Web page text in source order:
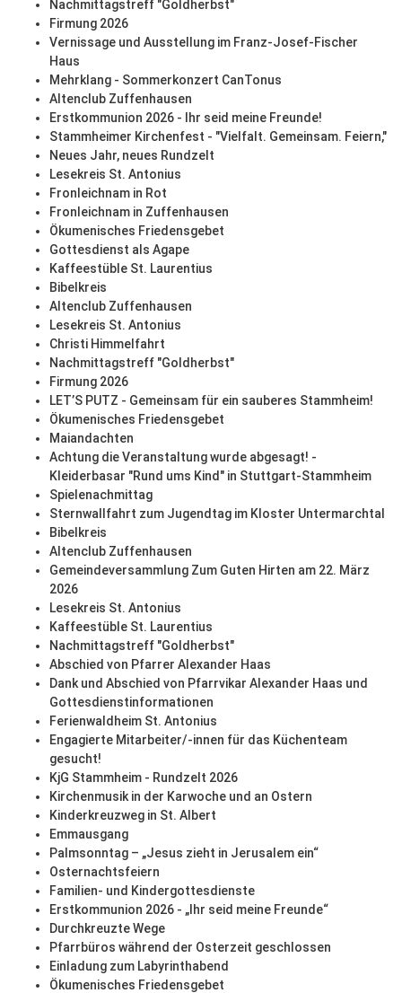
Nachmittagstreff "Goldherbst"
Firmung 2026
Vernissage und Ausstellung im Franz-Josef-Fischer
Haus
Mehrklang - Sommerkonzert CanTonus
Altenclub Zuffenhausen
Erstkommunion 2026 - Ihr seid meine Freunde!
Stammheimer Kirchenfest - "Vielfalt. Gemeinsam. Feiern,"
Neues Jahr, neues Rundzelt
Lesekreis St. Antonius
Fronleichnam in Rot
Fronleichnam in Zuffenhausen
Ökumenisches Friedensgebet
Gottesdienst als Agape
Kaffeestüble St. Laurentius
Bibelkreis
Altenclub Zuffenhausen
Lesekreis St. Antonius
Christi Himmelfahrt
Nachmittagstreff "Goldherbst"
Firmung 2026
LET’S PUTZ - Gemeinsam für ein sauberes Stammheim!
Ökumenisches Friedensgebet
Maiandachten
Achtung die Veranstaltung wurde abgesagt! -
Kleiderbasar "Rund ums Kind" in Stuttgart-Stammheim
Spielenachmittag
Sternwallfahrt zum Jugendtag im Kloster Untermarchtal
Bibelkreis
Altenclub Zuffenhausen
Gemeindeversammlung Zum Guten Hirten am 22. März
2026
Lesekreis St. Antonius
Kaffeestüble St. Laurentius
Nachmittagstreff "Goldherbst"
Abschied von Pfarrer Alexander Haas
Dank und Abschied von Pfarrvikar Alexander Haas und
Gottesdienstinformationen
Ferienwaldheim St. Antonius
Engagierte Mitarbeiter/-innen für das Küchenteam
gesucht!
KjG Stammheim - Rundzelt 2026
Kirchenmusik in der Karwoche und an Ostern
Kinderkreuzweg in St. Albert
Emmausgang
Palmsonntag – „Jesus zieht in Jerusalem ein“
Osternachtsfeiern
Familien- und Kindergottesdienste
Erstkommunion 2026 - „Ihr seid meine Freunde“
Durchkreuzte Wege
Pfarrbüros während der Osterzeit geschlossen
Einladung zum Labyrinthabend
Ökumenisches Friedensgebet